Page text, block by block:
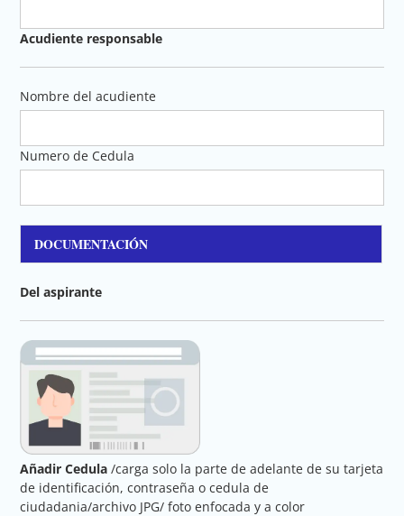
Acudiente responsable
Nombre del acudiente
Numero de Cedula
DOCUMENTACIÓN
Del aspirante
Añadir Cedula/carga solo la parte de adelante de su tarjeta
de identificación, contraseña o cedula de
ciudadania/archivo JPG/ foto enfocada y a color